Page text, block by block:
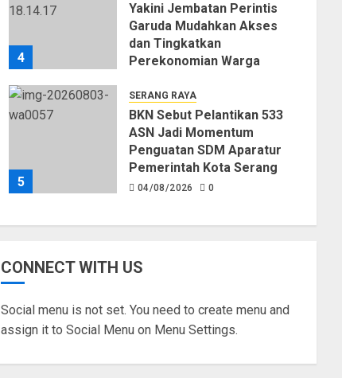
4
Yakini Jembatan Perintis
Garuda Mudahkan Akses
dan Tingkatkan
Perekonomian Warga
5
SERANG RAYA
BKN Sebut Pelantikan 533
ASN Jadi Momentum
Penguatan SDM Aparatur
Pemerintah Kota Serang
04/08/2026 0
CONNECT WITH US
Social menu is not set. You need to create menu and
assign it to Social Menu on Menu Settings.